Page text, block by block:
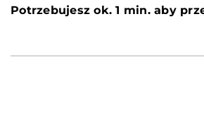
Potrzebujesz ok. 1 min. aby